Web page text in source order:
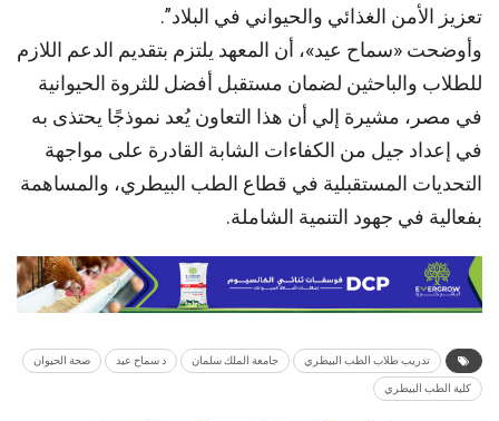
تعزيز الأمن الغذائي والحيواني في البلاد”.
وأوضحت «سماح عيد»، أن المعهد يلتزم بتقديم الدعم اللازم
للطلاب والباحثين لضمان مستقبل أفضل للثروة الحيوانية
في مصر، مشيرة إلي أن هذا التعاون يُعد نموذجًا يحتذى به
في إعداد جيل من الكفاءات الشابة القادرة على مواجهة
التحديات المستقبلية في قطاع الطب البيطري، والمساهمة
بفعالية في جهود التنمية الشاملة.
تدريب طلاب الطب البيطري جامعة الملك سلمان د سماح عيد صحة الحيوان
كلية الطب البيطري